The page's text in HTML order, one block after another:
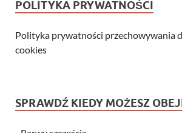
POLITYKA PRYWATNOŚCI
Polityka prywatności przechowywania
cookies
SPRAWDŹ KIEDY MOŻESZ